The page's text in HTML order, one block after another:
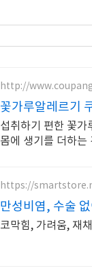
http://
꽃가루알레르기
섭취하기 편한 꽃가
몸에 생기를 더하는
https://
만성비염, 수술
코막힘, 가려움, 재